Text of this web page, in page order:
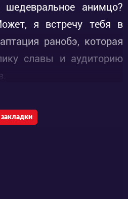
анимцо?
я встречу тебя в
ранобэ, которая
славы и аудиторию
как свет увидел 2-й
Белл Кранер -
закладки